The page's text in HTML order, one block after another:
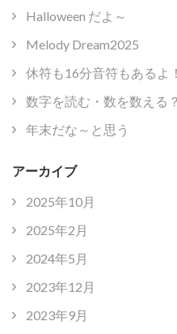
Halloween だよ～
Melody Dream2025
休符も16分音符もあるよ！
数字を読む・数を数える？
年末だな～と思う
アーカイブ
2025年10月
2025年2月
2024年5月
2023年12月
2023年9月